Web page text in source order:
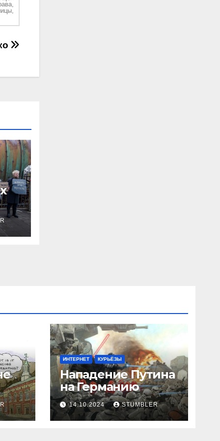
ИНТЕРНЕТ КУРЬЁЗЫ
Нападение Путина
на Германию
14.10.2024 STUMBLER